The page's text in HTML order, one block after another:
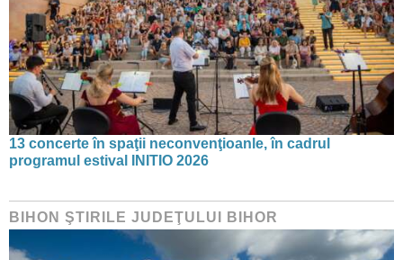
13 concerte în spaţii neconvenţioanle, în cadrul
programul estival INITIO 2026
BIHON ŞTIRILE JUDEŢULUI BIHOR